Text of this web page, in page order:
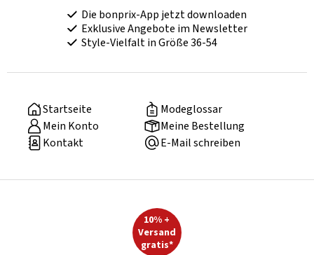
Die bonprix-App jetzt downloaden
Exklusive Angebote im Newsletter
Style-Vielfalt in Größe 36-54
Startseite
Modeglossar
Mein Konto
Meine Bestellung
Kontakt
E-Mail schreiben
10% +
Versand
gratis*